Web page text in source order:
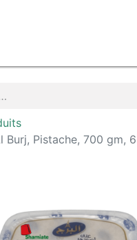
Burj, Pistache, 700 gm,